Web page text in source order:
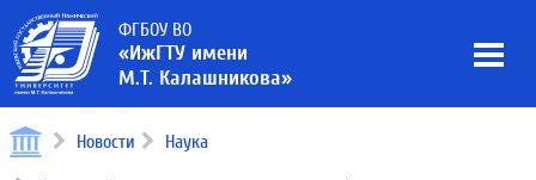
ФГБОУ ВО
«ИжГТУ имени
М.Т. Калашникова»
Новости Наука